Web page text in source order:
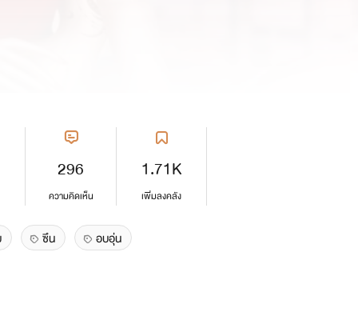
296
ความคิดเห็น
1.71K
เพิ่มลงคลัง
ซึน
อบอุ่น